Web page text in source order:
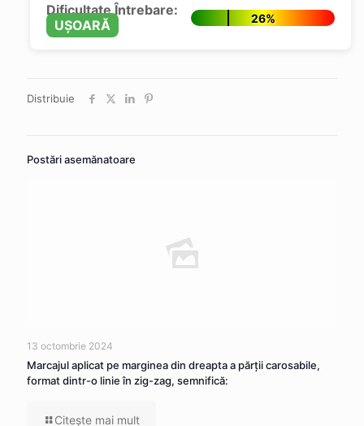
Dificultate Întrebare:
UȘOARĂ
26%
Distribuie
Postări asemănatoare
13 octombrie 2024
Marcajul aplicat pe marginea din dreapta a părţii carosabile,
format dintr-o linie în zig-zag, semnifică:
Citeşte mai mult